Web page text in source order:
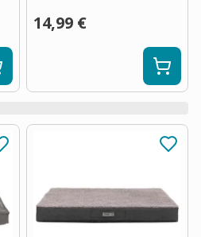
14,99 €